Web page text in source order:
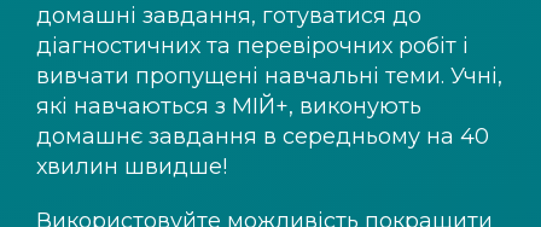
домашні завдання, готуватися до
діагностичних та перевірочних робіт і
вивчати пропущені навчальні теми. Учні,
які навчаються з МІЙ+, виконують
домашнє завдання в середньому на 40
хвилин швидше!
Використовуйте можливість покращити